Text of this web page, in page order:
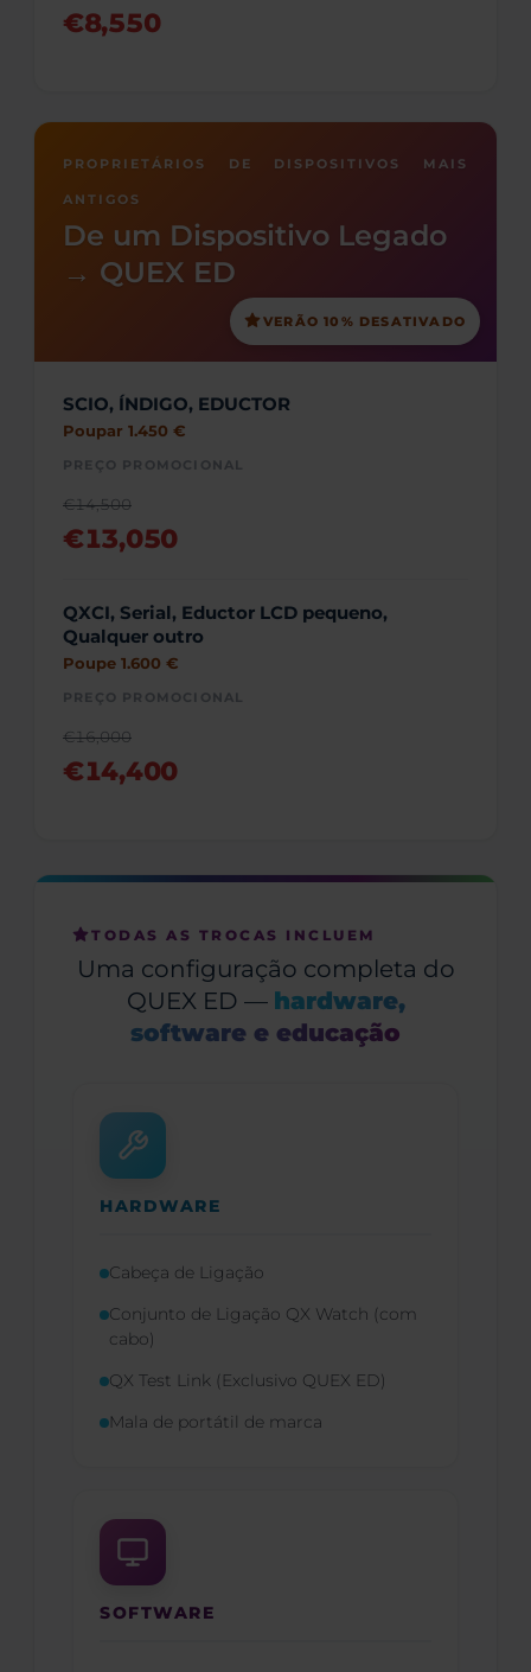
€8,550
PROPRIETÁRIOS DE DISPOSITIVOS MAIS
ANTIGOS
De um Dispositivo Legado
→ QUEX ED
VERÃO 10% DESATIVADO
SCIO, ÍNDIGO, EDUCTOR
Poupar 1.450 €
PREÇO PROMOCIONAL
€14,500
€13,050
QXCI, Serial, Eductor LCD pequeno,
Qualquer outro
Poupe 1.600 €
PREÇO PROMOCIONAL
€16,000
€14,400
TODAS AS TROCAS INCLUEM
Uma configuração completa do
QUEX ED — hardware,
software e educação
HARDWARE
Cabeça de Ligação
Conjunto de Ligação QX Watch (com
cabo)
QX Test Link (Exclusivo QUEX ED)
Mala de portátil de marca
SOFTWARE